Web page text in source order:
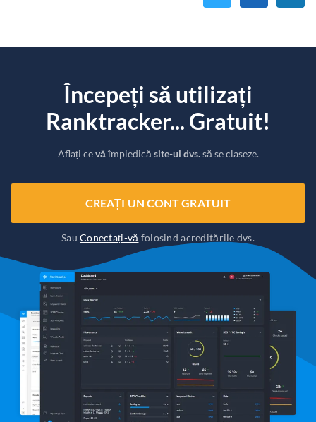
Începeți să utilizați
Ranktracker... Gratuit!
Aflați cevăîmpiedică site-ul dvs.să se claseze.
CREAȚI UN CONT GRATUIT
SauConectați-vă folosind acreditările dvs.